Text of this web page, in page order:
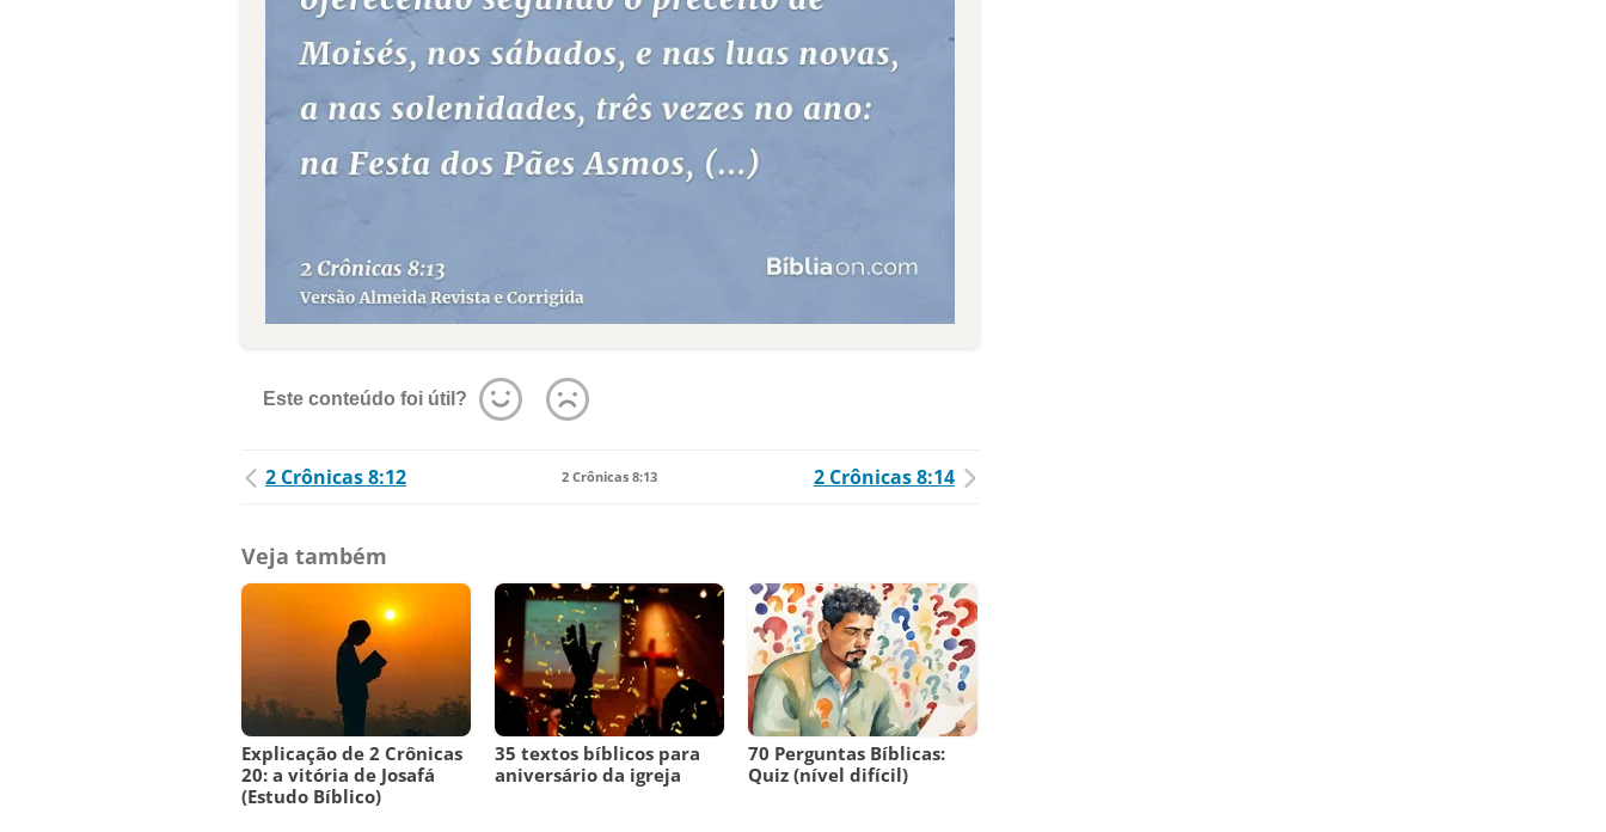
Este conteúdo foi útil?
2 Crônicas 8:12 2 Crônicas 8:13 2 Crônicas 8:14
Veja também
Explicação de 2 Crônicas
20: a vitória de Josafá
(Estudo Bíblico)
35 textos bíblicos para
aniversário da igreja
70 Perguntas Bíblicas:
Quiz (nível difícil)